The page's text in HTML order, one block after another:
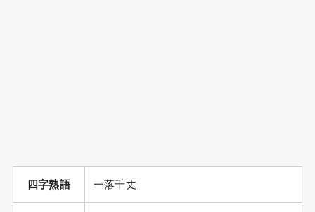
四字熟語 一落千丈